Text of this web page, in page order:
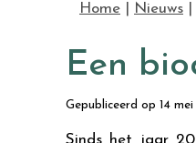
Home Nieuws
Een
Gepubliceerd op 14 mei
Sinds het jaar